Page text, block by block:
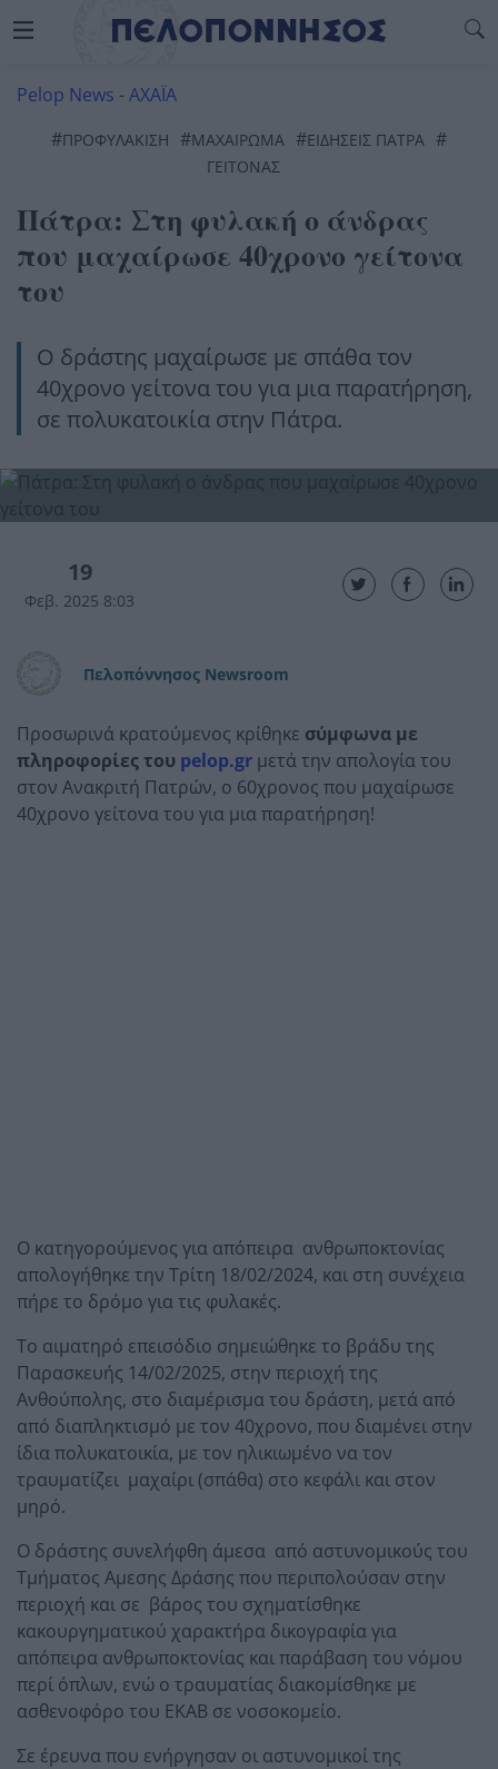
Pelop News -ΑΧΑΪΑ
#ΠΡΟΦΥΛΑΚΙΣΗ #ΜΑΧΑΊΡΩΜΑ #ΕΙΔΗΣΕΙΣ ΠΑΤΡΑ #
ΓΕΙΤΟΝΑΣ
Πάτρα: Στη φυλακή ο άνδρας
που μαχαίρωσε 40χρονο γείτονα
του
Ο δράστης μαχαίρωσε με σπάθα τον
40χρονο γείτονα του για μια παρατήρηση,
σε πολυκατοικία στην Πάτρα.
19
Φεβ. 2025 8:03
Πελοπόννησος Newsroom
Προσωρινά κρατούμενος κρίθηκε σύμφωνα με
πληροφορίες του pelop.gr μετά την απολογία του
στον Ανακριτή Πατρών, ο 60χρονος που μαχαίρωσε
40χρονο γείτονα του για μια παρατήρηση!
Ο κατηγορούμενος για απόπειρα ανθρωποκτονίας
απολογήθηκε την Τρίτη 18/02/2024, και στη συνέχεια
πήρε το δρόμο για τις φυλακές.
Το αιματηρό επεισόδιο σημειώθηκε το βράδυ της
Παρασκευής 14/02/2025, στην περιοχή της
Ανθούπολης, στο διαμέρισμα του δράστη, μετά από
από διαπληκτισμό με τον 40χρονο, που διαμένει στην
ίδια πολυκατοικία, με τον ηλικιωμένο να τον
τραυματίζει μαχαίρι (σπάθα) στο κεφάλι και στον
μηρό.
Ο δράστης συνελήφθη άμεσα από αστυνομικούς του
Τμήματος Αμεσης Δράσης που περιπολούσαν στην
περιοχή και σε βάρος του σχηματίσθηκε
κακουργηματικού χαρακτήρα δικογραφία για
απόπειρα ανθρωποκτονίας και παράβαση του νόμου
περί όπλων, ενώ ο τραυματίας διακομίσθηκε με
ασθενοφόρο του ΕΚΑΒ σε νοσοκομείο.
Σε έρευνα που ενήργησαν οι αστυνομικοί της